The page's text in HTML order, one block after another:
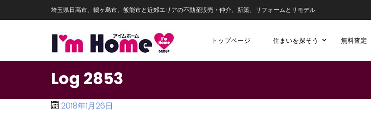
埼玉県日高市、鶴ヶ島市、飯能市と近郊エリアの不動産販売・仲介、新築、リフォームとリモデル
トップページ 住まいを探そう 無料査定
Log 2853
2018年1月26日